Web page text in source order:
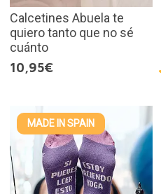
Calcetines Abuela te
quiero tanto que no sé
cuánto
10,95€
MADE IN SPAIN